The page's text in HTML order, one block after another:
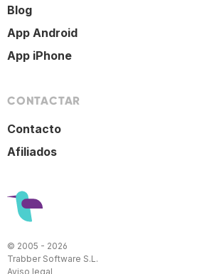
Blog
App Android
App iPhone
CONTACTAR
Contacto
Afiliados
© 2005 - 2026
Trabber Software S.L.
Aviso legal